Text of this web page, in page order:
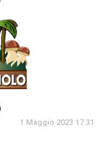
1 Maggio 2023 17:31